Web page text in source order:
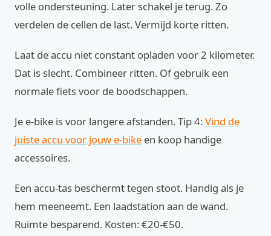
volle ondersteuning. Later schakel je terug. Zo
verdelen de cellen de last. Vermijd korte ritten.
Laat de accu niet constant opladen voor 2 kilometer.
Dat is slecht. Combineer ritten. Of gebruik een
normale fiets voor de boodschappen.
Je e-bike is voor langere afstanden. Tip 4:Vind de
juiste accu voor jouw e-bike en koop handige
accessoires.
Een accu-tas beschermt tegen stoot. Handig als je
hem meeneemt. Een laadstation aan de wand.
Ruimte besparend. Kosten: €20-€50.